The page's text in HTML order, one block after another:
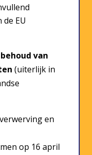
EU
van
(uiterlijk in
en
op 16 april